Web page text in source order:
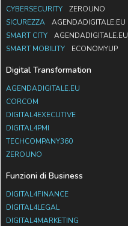
CYBERSECURITY
ZEROUNO
SICUREZZA
AGENDADIGITALE.EU
SMART CITY
AGENDADIGITALE.EU
SMART MOBILITY
ECONOMYUP
Digital Transformation
AGENDADIGITALE.EU
CORCOM
DIGITAL4EXECUTIVE
DIGITAL4PMI
TECHCOMPANY360
ZEROUNO
Funzioni di Business
DIGITAL4FINANCE
DIGITAL4LEGAL
DIGITAL4MARKETING